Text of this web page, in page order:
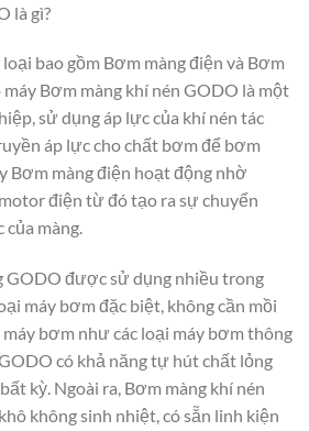
là gì?
bao gồm Bơm màng điện và Bơm
Bơm màng khí nén GODO là một
sử dụng áp lực của khí nén tác
áp lực cho chất bơm để bơm
Bơm màng điện hoạt động nhờ
điện từ đó tạo ra sự chuyển
của màng.
GODO được sử dụng nhiều trong
máy bơm đặc biệt, không cần mồi
bơm như các loại máy bơm thông
có khả năng tự hút chất lỏng
kỳ. Ngoài ra, Bơm màng khí nén
không sinh nhiệt, có sẵn linh kiện